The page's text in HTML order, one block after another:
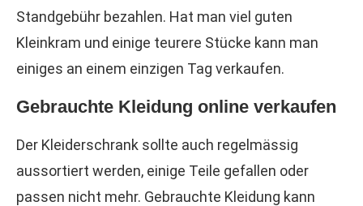
Standgebühr bezahlen. Hat man viel guten
Kleinkram und einige teurere Stücke kann man
einiges an einem einzigen Tag verkaufen.
Gebrauchte Kleidung online verkaufen
Der Kleiderschrank sollte auch regelmässig
aussortiert werden, einige Teile gefallen oder
passen nicht mehr. Gebrauchte Kleidung kann